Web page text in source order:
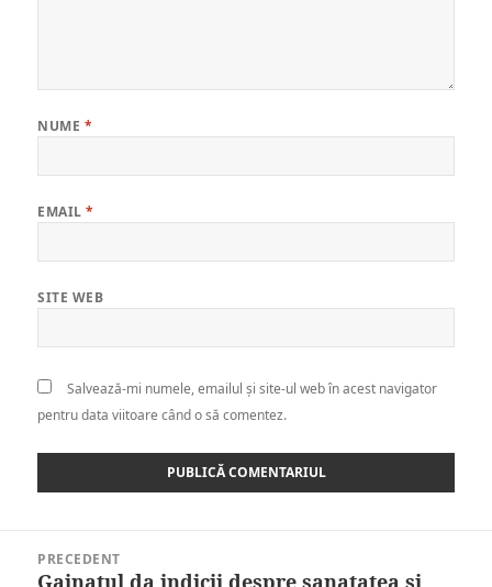
NUME *
EMAIL*
SITE WEB
Salvează-mi numele, emailul și site-ul web în acest navigator
pentru data viitoare când o să comentez.
PRECEDENT
Articolul